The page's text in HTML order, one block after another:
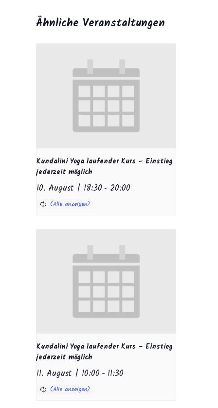
Ähnliche Veranstaltungen
Kundalini Yoga laufender Kurs – Einstieg
jederzeit möglich
10. August | 18:30 -20:00
Kundalini Yoga laufender Kurs – Einstieg
jederzeit möglich
11. August | 10:00 -11:30